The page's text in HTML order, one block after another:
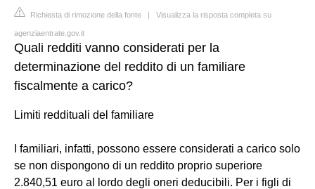
Richiesta di rimozione della fonte | Visualizza la risposta completa su
agenziaentrate.gov.it
Quali redditi vanno considerati per la
determinazione del reddito di un familiare
fiscalmente a carico?
Limiti reddituali del familiare
I familiari, infatti, possono essere considerati a carico solo
se non dispongono di un reddito proprio superiore
2.840,51 euro al lordo degli oneri deducibili. Per i figli di